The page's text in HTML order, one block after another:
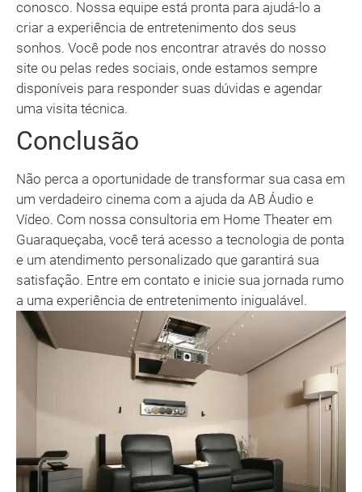
conosco. Nossa equipe está pronta para ajudá-lo a
criar a experiência de entretenimento dos seus
sonhos. Você pode nos encontrar através do nosso
site ou pelas redes sociais, onde estamos sempre
disponíveis para responder suas dúvidas e agendar
uma visita técnica.
Conclusão
Não perca a oportunidade de transformar sua casa em
um verdadeiro cinema com a ajuda da AB Áudio e
Vídeo. Com nossa consultoria em Home Theater em
Guaraqueçaba, você terá acesso a tecnologia de ponta
e um atendimento personalizado que garantirá sua
satisfação. Entre em contato e inicie sua jornada rumo
a uma experiência de entretenimento inigualável.